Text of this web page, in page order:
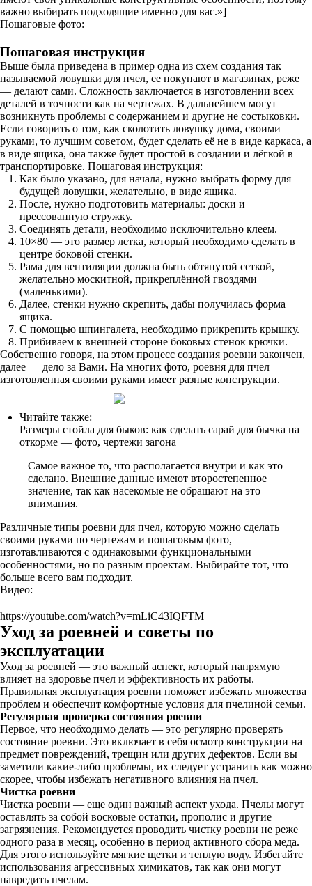
важно выбирать подходящие именно для вас.»]
Пошаговые фото:
Пошаговая инструкция
Выше была приведена в пример одна из схем создания так
называемой ловушки для пчел, ее покупают в магазинах, реже
— делают сами. Сложность заключается в изготовлении всех
деталей в точности как на чертежах. В дальнейшем могут
возникнуть проблемы с содержанием и другие не состыковки.
Если говорить о том, как сколотить ловушку дома, своими
руками, то лучшим советом, будет сделать её не в виде каркаса, а
в виде ящика, она также будет простой в создании и лёгкой в
транспортировке. Пошаговая инструкция:
Как было указано, для начала, нужно выбрать форму для
будущей ловушки, желательно, в виде ящика.
После, нужно подготовить материалы: доски и
прессованную стружку.
Соединять детали, необходимо исключительно клеем.
10×80 — это размер летка, который необходимо сделать в
центре боковой стенки.
Рама для вентиляции должна быть обтянутой сеткой,
желательно москитной, прикреплённой гвоздями
(маленькими).
Далее, стенки нужно скрепить, дабы получилась форма
ящика.
С помощью шпингалета, необходимо прикрепить крышку.
Прибиваем к внешней стороне боковых стенок крючки.
Собственно говоря, на этом процесс создания роевни закончен,
далее — дело за Вами. На многих фото, роевня для пчел
изготовленная своими руками имеет разные конструкции.
Читайте также:
Размеры стойла для быков: как сделать сарай для бычка на
откорме — фото, чертежи загона
Самое важное то, что располагается внутри и как это
сделано. Внешние данные имеют второстепенное
значение, так как насекомые не обращают на это
внимания.
Различные типы роевни для пчел, которую можно сделать
своими руками по чертежам и пошаговым фото,
изготавливаются с одинаковыми функциональными
особенностями, но по разным проектам. Выбирайте тот, что
больше всего вам подходит.
Видео:
https://youtube.com/watch?v=mLiC43IQFTM
Уход за роевней и советы по
эксплуатации
Уход за роевней — это важный аспект, который напрямую
влияет на здоровье пчел и эффективность их работы.
Правильная эксплуатация роевни поможет избежать множества
проблем и обеспечит комфортные условия для пчелиной семьи.
Регулярная проверка состояния роевни
Первое, что необходимо делать — это регулярно проверять
состояние роевни. Это включает в себя осмотр конструкции на
предмет повреждений, трещин или других дефектов. Если вы
заметили какие-либо проблемы, их следует устранить как можно
скорее, чтобы избежать негативного влияния на пчел.
Чистка роевни
Чистка роевни — еще один важный аспект ухода. Пчелы могут
оставлять за собой восковые остатки, прополис и другие
загрязнения. Рекомендуется проводить чистку роевни не реже
одного раза в месяц, особенно в период активного сбора меда.
Для этого используйте мягкие щетки и теплую воду. Избегайте
использования агрессивных химикатов, так как они могут
навредить пчелам.